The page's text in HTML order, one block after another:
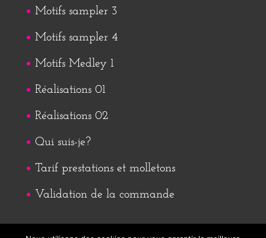
Motifs sampler 3
Motifs sampler 4
Motifs Medley 1
Réalisations 01
Réalisations 02
Qui suis-je?
Tarif prestations et molletons
Validation de la commande